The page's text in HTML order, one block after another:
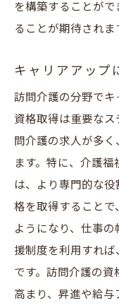
を構築することが
ることが期待されま
キャリアアップ
訪問介護の分野でキ
資格取得は重要な
問介護の求人が多
ます。特に、介護
は、より専門的な
格を取得することで
ようになり、仕事
援制度を利用すれ
です。訪問介護の
高まり、昇進や給与